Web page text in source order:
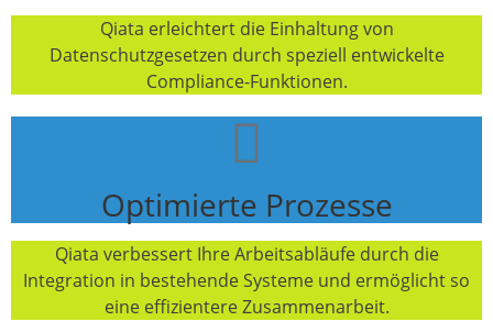
Qiata erleichtert die Einhaltung von
Datenschutzgesetzen durch speziell entwickelte
Compliance-Funktionen.
Optimierte Prozesse
Qiata verbessert Ihre Arbeitsabläufe durch die
Integration in bestehende Systeme und ermöglicht so
eine effizientere Zusammenarbeit.